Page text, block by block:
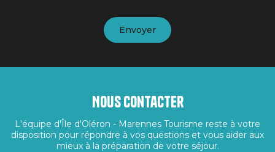
Nous contacter
L'équipe d'Île d'Oléron - Marennes Tourisme reste à votre
disposition pour répondre à vos questions et vous aider aux
mieux à la préparation de votre séjour.